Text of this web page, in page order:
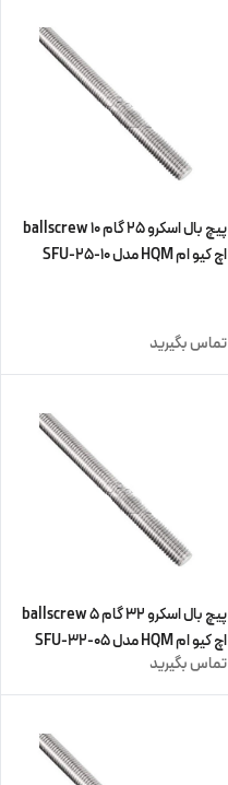
پیچ بال اسکرو 25 گام 10 ballscrew
اچ کیو ام HQM مدل SFU-25-10
تماس بگیرید
پیچ بال اسکرو 32 گام 5 ballscrew
اچ کیو ام HQM مدل SFU-32-05
(زنگار دارد) (اورجینال وارداتی)
تماس بگیرید